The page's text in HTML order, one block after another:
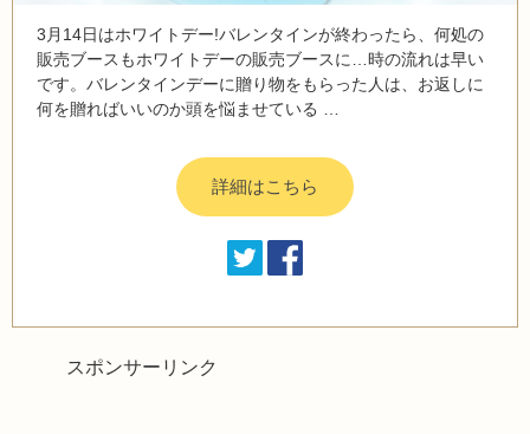
3月14日はホワイトデー!バレンタインが終わったら、何処の
販売ブースもホワイトデーの販売ブースに…時の流れは早い
です。バレンタインデーに贈り物をもらった人は、お返しに
何を贈ればいいのか頭を悩ませている …
詳細はこちら
スポンサーリンク